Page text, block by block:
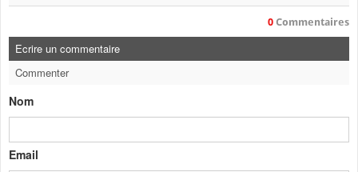
0 Commentaires
Ecrire un commentaire
Commenter
Nom
Email